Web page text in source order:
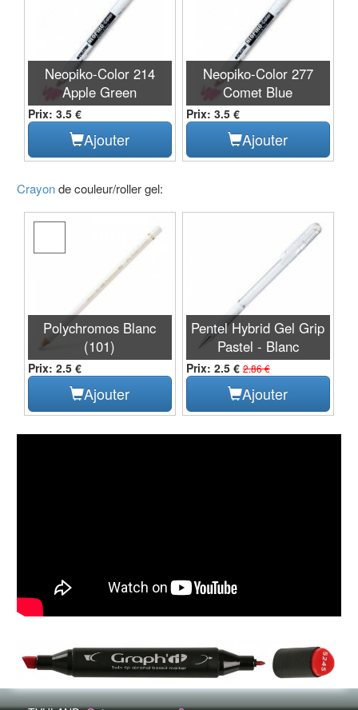
Neopiko-Color 214
Apple Green
Prix: 3.5 €
Ajouter
Neopiko-Color 277
Comet Blue
Prix: 3.5 €
Ajouter
Crayonde couleur/roller gel:
Polychromos Blanc
(101)
Prix: 2.5 €
Ajouter
Pentel Hybrid Gel Grip
Pastel - Blanc
Prix: 2.5 € 2.86 €
Ajouter